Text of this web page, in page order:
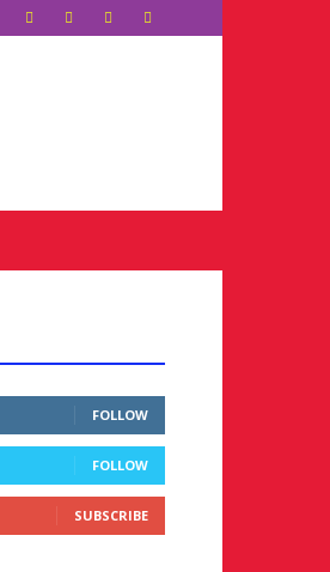
FOLLOW
FOLLOW
SUBSCRIBE